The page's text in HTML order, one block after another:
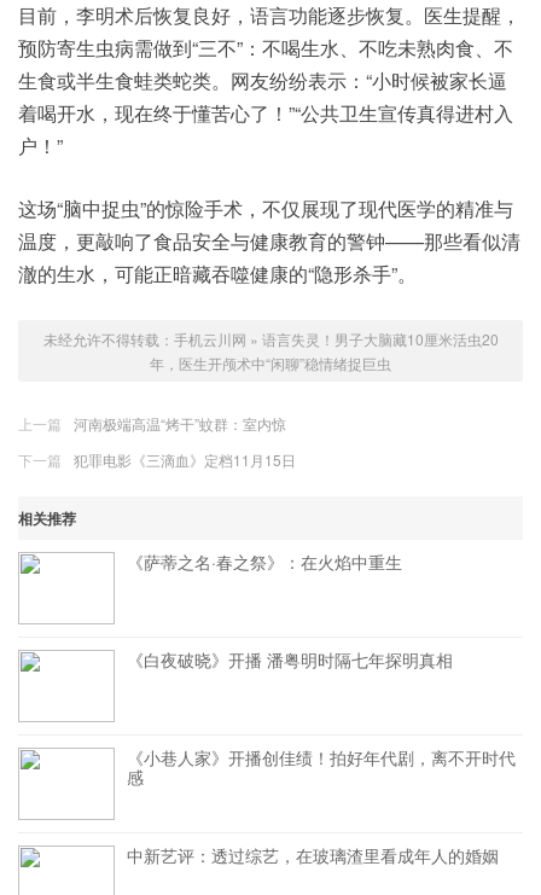
目前，李明术后恢复良好，语言功能逐步恢复。医生提醒，
预防寄生虫病需做到“三不”：不喝生水、不吃未熟肉食、不
生食或半生食蛙类蛇类。网友纷纷表示：“小时候被家长逼
着喝开水，现在终于懂苦心了！”“公共卫生宣传真得进村入
户！”
这场“脑中捉虫”的惊险手术，不仅展现了现代医学的精准与
温度，更敲响了食品安全与健康教育的警钟——那些看似清
澈的生水，可能正暗藏吞噬健康的“隐形杀手”。
未经允许不得转载： 手机云川网 » 语言失灵！男子大脑藏10厘米活虫20
年，医生开颅术中“闲聊”稳情绪捉巨虫
上一篇
河南极端高温“烤干”蚊群：室内惊
下一篇
犯罪电影《三滴血》定档11月15日
相关推荐
《萨蒂之名·春之祭》：在火焰中重生
《白夜破晓》开播 潘粤明时隔七年探明真相
《小巷人家》开播创佳绩！拍好年代剧，离不开时代
感
中新艺评：透过综艺，在玻璃渣里看成年人的婚姻